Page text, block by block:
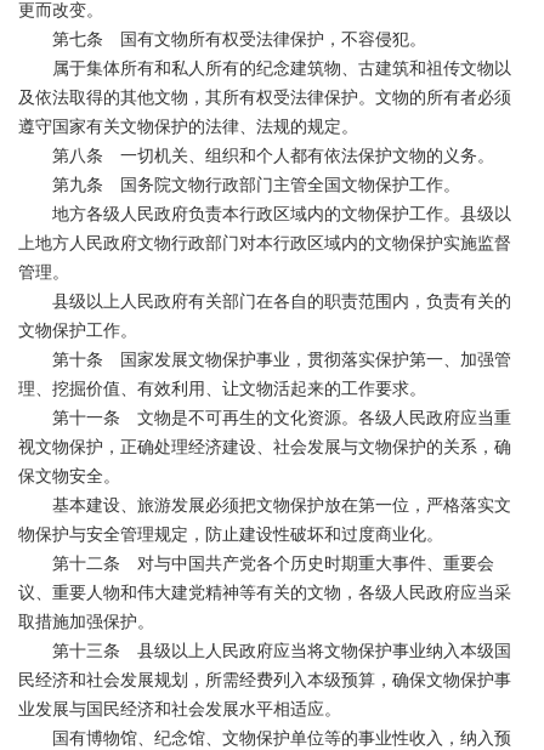
更而改变。
第七条 国有文物所有权受法律保护，不容侵犯。
属于集体所有和私人所有的纪念建筑物、古建筑和祖传文物以
及依法取得的其他文物，其所有权受法律保护。文物的所有者必须
遵守国家有关文物保护的法律、法规的规定。
第八条 一切机关、组织和个人都有依法保护文物的义务。
第九条 国务院文物行政部门主管全国文物保护工作。
地方各级人民政府负责本行政区域内的文物保护工作。县级以
上地方人民政府文物行政部门对本行政区域内的文物保护实施监督
管理。
县级以上人民政府有关部门在各自的职责范围内，负责有关的
文物保护工作。
第十条 国家发展文物保护事业，贯彻落实保护第一、加强管
理、挖掘价值、有效利用、让文物活起来的工作要求。
第十一条 文物是不可再生的文化资源。各级人民政府应当重
视文物保护，正确处理经济建设、社会发展与文物保护的关系，确
保文物安全。
基本建设、旅游发展必须把文物保护放在第一位，严格落实文
物保护与安全管理规定，防止建设性破坏和过度商业化。
第十二条 对与中国共产党各个历史时期重大事件、重要会
议、重要人物和伟大建党精神等有关的文物，各级人民政府应当采
取措施加强保护。
第十三条 县级以上人民政府应当将文物保护事业纳入本级国
民经济和社会发展规划，所需经费列入本级预算，确保文物保护事
业发展与国民经济和社会发展水平相适应。
国有博物馆、纪念馆、文物保护单位等的事业性收入，纳入预